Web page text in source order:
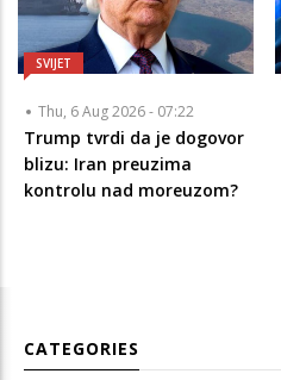
SVIJET
Thu, 6 Aug 2026 - 07:22
Trump tvrdi da je dogovor
blizu: Iran preuzima
kontrolu nad moreuzom?
CATEGORIES